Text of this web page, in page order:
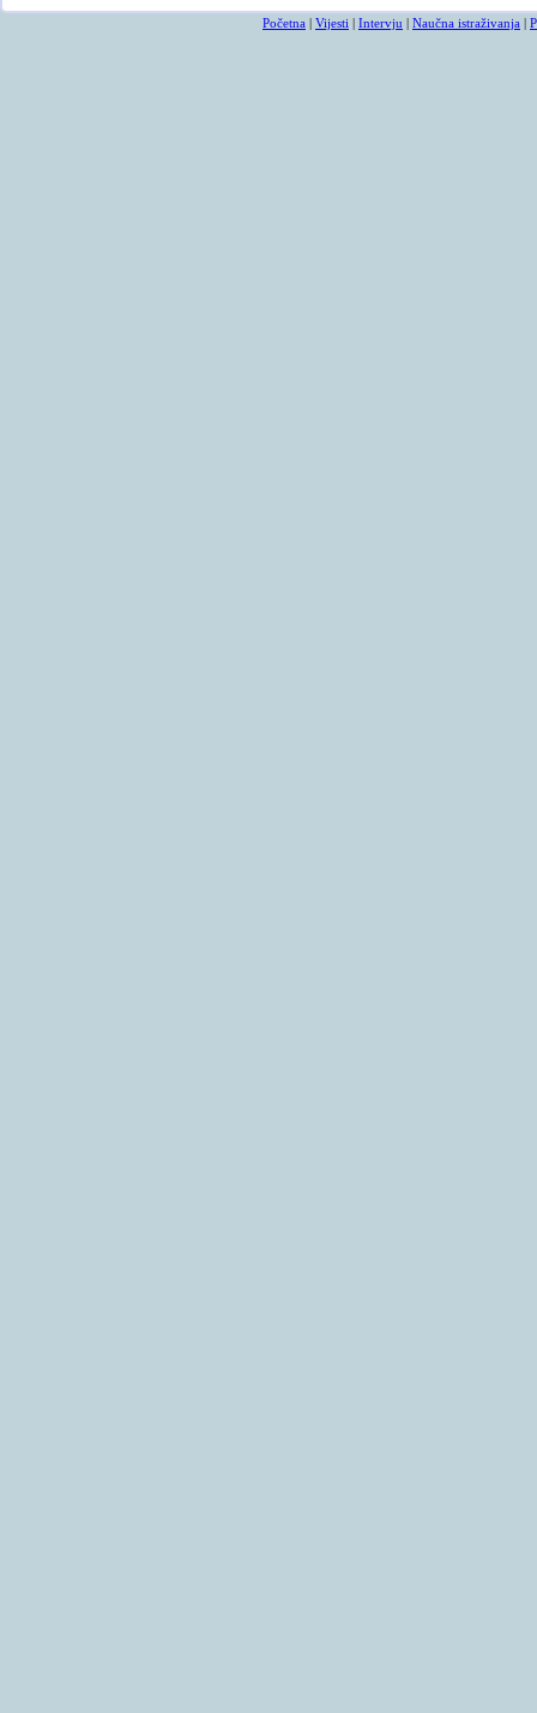
Početna | Vijesti | Intervju | Naučna istraživanja |